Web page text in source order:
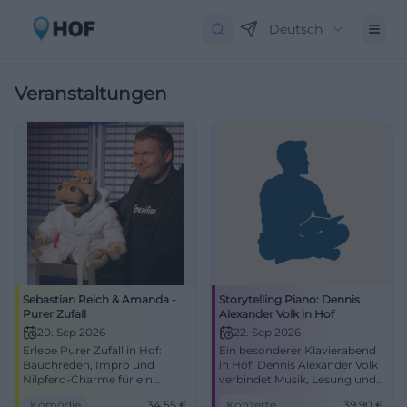
Deutsch
Veranstaltungen
Sebastian Reich & Amanda -
Purer Zufall
20. Sep 2026
Erlebe Purer Zufall in Hof:
Bauchreden, Impro und
Nilpferd-Charme für ein
Storytelling Piano: Dennis
Alexander Volk in Hof
22. Sep 2026
Ein besonderer Klavierabend
in Hof: Dennis Alexander Volk
verbindet Musik, Lesung und